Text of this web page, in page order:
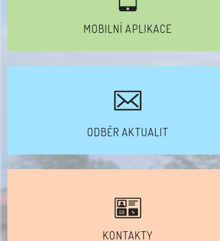
MOBILNÍ APLIKACE
ODBĚR AKTUALIT
KONTAKTY